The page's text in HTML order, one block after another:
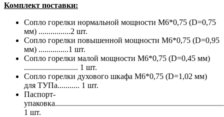
Комплект поставки:
Сопло горелки нормальной мощности М6*0,75 (D=0,75
мм) ................2 шт.
Сопло горелки повышенной мощности М6*0,75 (D=0,95
мм) ...............1 шт.
Сопло горелки малой мощности М6*0,75 (D=0,45 мм)
........................... 1 шт.
Сопло горелки духового шкафа М6*0,75 (D=1,02 мм)
для ТУПа........... 1 шт.
Паспорт-
1 шт.